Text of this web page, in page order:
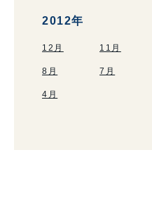
2012年
12月 11月
8月 7月
4月